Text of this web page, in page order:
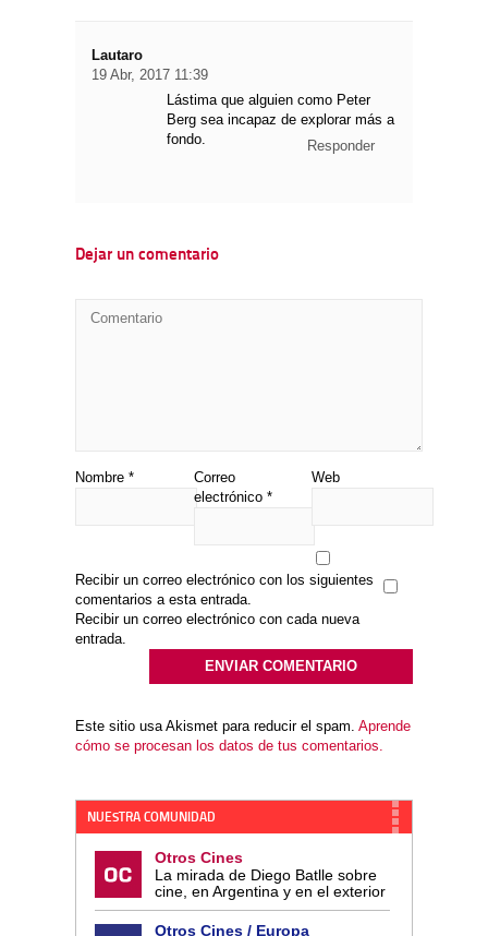
Lautaro
19 Abr, 2017 11:39
Lástima que alguien como Peter
Berg sea incapaz de explorar más a
fondo.
Responder
Dejar un comentario
Nombre *
Correo
electrónico *
Web
Recibir un correo electrónico con los siguientes
comentarios a esta entrada.
Recibir un correo electrónico con cada nueva
entrada.
Este sitio usa Akismet para reducir el spam. Aprende
cómo se procesan los datos de tus comentarios.
NUESTRA COMUNIDAD
Otros Cines
La mirada de Diego Batlle sobre
cine, en Argentina y en el exterior
Otros Cines / Europa